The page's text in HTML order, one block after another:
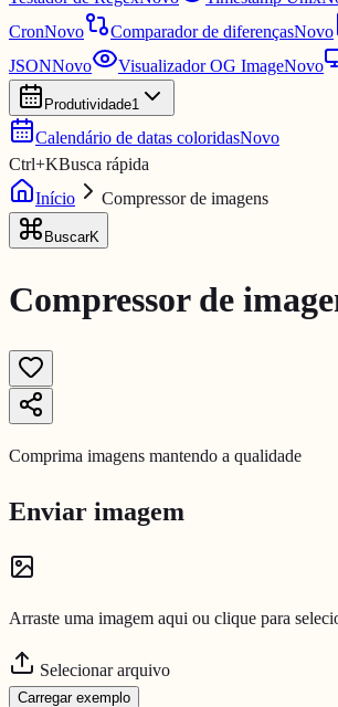
CronNovo Comparador de diferençasNovo
JSONNovo Visualizador OG ImageNovo
Produtividade1
Calendário de datas coloridasNovo
Ctrl+KBusca rápida
Início
Compressor de imagens
BuscarK
Compressor de
Comprima imagens mantendo a qualidade
Enviar imagem
Arraste uma imagem aqui ou clique para
Selecionar arquivo
Carregar exemplo